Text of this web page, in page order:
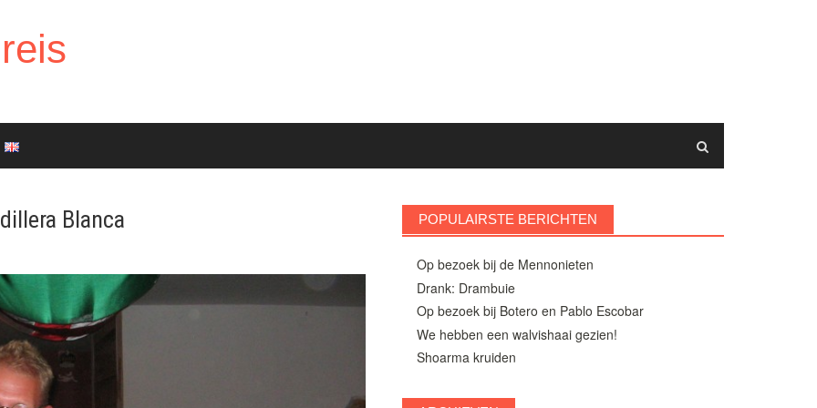
Blanca POPULAIRSTE BERICHTEN
Op bezoek bij de Mennonieten
Drank: Drambuie
Op bezoek bij Botero en Pablo Escobar
We hebben een walvishaai gezien!
Shoarma kruiden